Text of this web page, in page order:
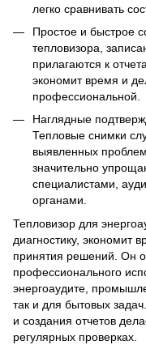
легко сравнивать
Простое и быстрое
тепловизора,
прилагаются к
экономит время и
профессиональной.
Наглядные
Тепловые снимки
выявленных
значительно
специалистами,
органами.
Тепловизор для
диагностику, экономит
принятия решений. Он
профессионального
энергоаудите,
так и для бытовых
и создания отчетов
регулярных проверках.